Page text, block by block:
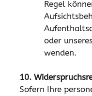
Regel
oder
wenden.
10.
Sofern Ihre